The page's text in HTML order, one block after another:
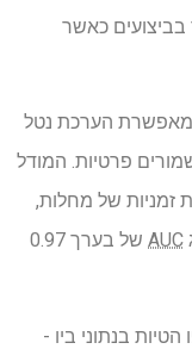
בביצועים כאשר
מאפשרת הערכת נטל
פרטיות. המודל
זמניות של מחלות,
AUC
של בערך 0.97
בנתוני ביו -